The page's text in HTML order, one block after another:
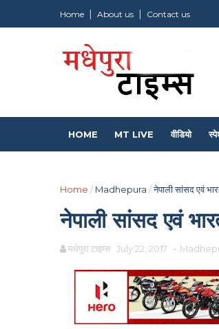
Home About us Contact us
HOME MT LIVE वीडियो
Home / Madhepura /नेपाली सांसद एवं
नेपाली सांसद एवं
मधेपुरा टाइम्स July 22, 2017 -